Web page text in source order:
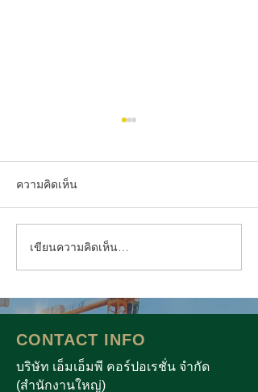
เอ็มเอ็มพีฯ คว้ารางวัล
Sustainability Awards
ความคิดเห็น
เขียนความคิดเห็น…
CONTACT INFO
บริษัท เอ็มเอ็มพี คอร์ปอเรชั่น จำกัด
(สำนักงานใหญ่)